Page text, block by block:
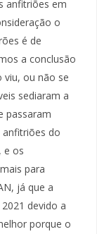
anfitriões em
o
é de
a conclusão
viu, ou não se
sediaram a
passaram
anfitriões do
e os
para
já que a
devido a
porque o